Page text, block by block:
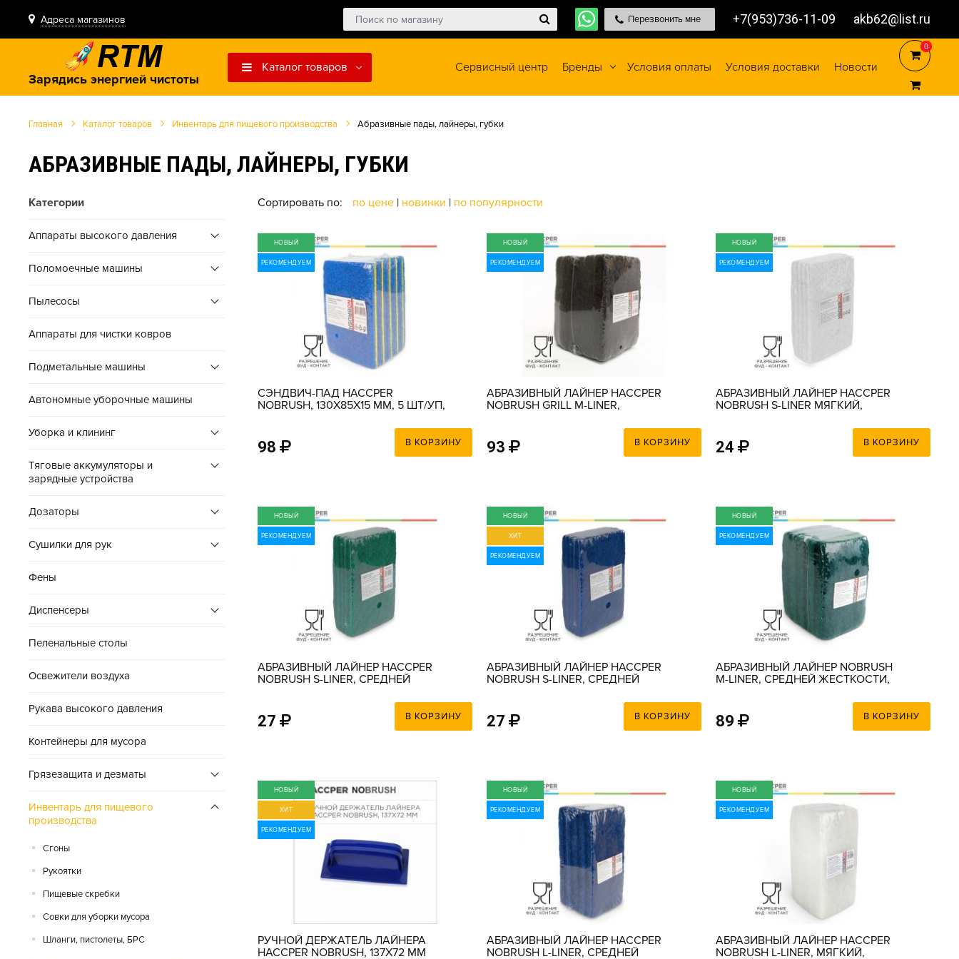
Адреса магазинов Перезвонить мне +7(953)736-11-09 akb62@list.ru
Зарядись энергией чистоты
Каталог товаров Сервисный центр Бренды Условия оплаты Условия доставки Новости
0
0
Главная Каталог товаров Инвентарь для пищевого производства Абразивные пады, лайнеры, губки
АБРАЗИВНЫЕ ПАДЫ, ЛАЙНЕРЫ, ГУБКИ
Категории
Аппараты высокого давления
Поломоечные машины
Пылесосы
Аппараты для чистки ковров
Подметальные машины
Автономные уборочные машины
Уборка и клининг
Тяговые аккумуляторы и
зарядные устройства
Дозаторы
Сушилки для рук
Фены
Диспенсеры
Пеленальные столы
Освежители воздуха
Рукава высокого давления
Контейнеры для мусора
Грязезащита и дезматы
Инвентарь для пищевого
производства
Сгоны
Рукоятки
Пищевые скребки
Совки для уборки мусора
Шланги, пистолеты, БРС
Сортировать по: по цене | новинки | по популярности
НОВЫЙ
РЕКОМЕНДУЕМ
СЭНДВИЧ-ПАД HACCPER
NOBRUSH, 130Х85Х15 ММ, 5 ШТ/УП,
98 В КОРЗИНУ
НОВЫЙ
РЕКОМЕНДУЕМ
АБРАЗИВНЫЙ ЛАЙНЕР HACCPER
NOBRUSH GRILL M-LINER,
93 В КОРЗИНУ
НОВЫЙ
РЕКОМЕНДУЕМ
АБРАЗИВНЫЙ ЛАЙНЕР HACCPER
NOBRUSH S-LINER МЯГКИЙ,
24 В КОРЗИНУ
НОВЫЙ
РЕКОМЕНДУЕМ
АБРАЗИВНЫЙ ЛАЙНЕР HACCPER
NOBRUSH S-LINER, СРЕДНЕЙ
27 В КОРЗИНУ
НОВЫЙ
ХИТ
РЕКОМЕНДУЕМ
АБРАЗИВНЫЙ ЛАЙНЕР HACCPER
NOBRUSH S-LINER, СРЕДНЕЙ
27 В КОРЗИНУ
НОВЫЙ
РЕКОМЕНДУЕМ
АБРАЗИВНЫЙ ЛАЙНЕР NOBRUSH
M-LINER, СРЕДНЕЙ ЖЕСТКОСТИ,
89 В КОРЗИНУ
НОВЫЙ
ХИТ
РЕКОМЕНДУЕМ
РУЧНОЙ ДЕРЖАТЕЛЬ ЛАЙНЕРА
HACCPER NOBRUSH, 137Х72 ММ
НОВЫЙ
РЕКОМЕНДУЕМ
АБРАЗИВНЫЙ ЛАЙНЕР HACCPER
NOBRUSH L-LINER, СРЕДНЕЙ
НОВЫЙ
РЕКОМЕНДУЕМ
АБРАЗИВНЫЙ ЛАЙНЕР HACCPER
NOBRUSH L-LINER, МЯГКИЙ,